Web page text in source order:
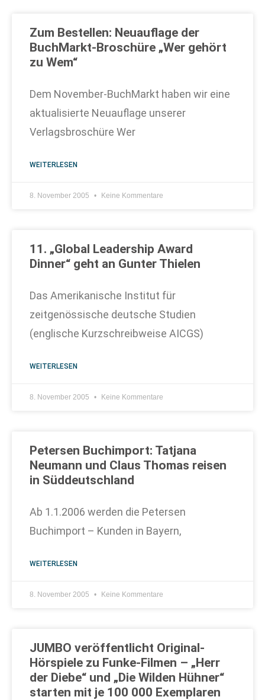
Zum Bestellen: Neuauflage der
BuchMarkt-Broschüre „Wer gehört
zu Wem“
Dem November-BuchMarkt haben wir eine
aktualisierte Neuauflage unserer
Verlagsbroschüre Wer
WEITERLESEN
8. November 2005 Keine Kommentare
11. „Global Leadership Award
Dinner“ geht an Gunter Thielen
Das Amerikanische Institut für
zeitgenössische deutsche Studien
(englische Kurzschreibweise AICGS)
WEITERLESEN
8. November 2005 Keine Kommentare
Petersen Buchimport: Tatjana
Neumann und Claus Thomas reisen
in Süddeutschland
Ab 1.1.2006 werden die Petersen
Buchimport – Kunden in Bayern,
WEITERLESEN
8. November 2005 Keine Kommentare
JUMBO veröffentlicht Original-
Hörspiele zu Funke-Filmen – „Herr
der Diebe“ und „Die Wilden Hühner“
starten mit je 100 000 Exemplaren